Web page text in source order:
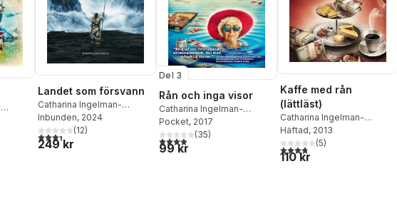
antal röster:
Landet som försvann
Catharina Ingelman-
Sundberg
Inbunden, 2024
3,4utav 5 stjärnor. Totalt antal röster:
(12)
249 kr
Del 3
Rån och inga visor
Catharina Ingelman-
Sundberg
Pocket, 2017
3,9utav 5 stjärnor. Totalt antal röster:
(35)
99 kr
Kaffe med rån
(lättläst)
Catharina Ingelman-
Sundberg
Häftad, 2013
3,8utav 5 stjärnor. Totalt
(5)
110 kr